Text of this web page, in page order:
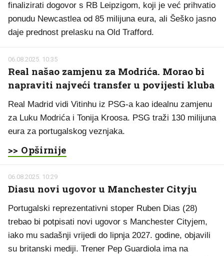
finalizirati dogovor s RB Leipzigom, koji je već prihvatio
ponudu Newcastlea od 85 milijuna eura, ali Šeško jasno
daje prednost prelasku na Old Trafford.
06.08.2025. 10:35
Real našao zamjenu za Modrića. Morao bi
napraviti najveći transfer u povijesti kluba
Real Madrid vidi Vitinhu iz PSG-a kao idealnu zamjenu
za Luku Modrića i Tonija Kroosa. PSG traži 130 milijuna
eura za portugalskog veznjaka.
>> Opširnije
06.08.2025. 10:29
Diasu novi ugovor u Manchester Cityju
Portugalski reprezentativni stoper Ruben Dias (28)
trebao bi potpisati novi ugovor s Manchester Cityjem,
iako mu sadašnji vrijedi do lipnja 2027. godine, objavili
su britanski mediji. Trener Pep Guardiola ima na